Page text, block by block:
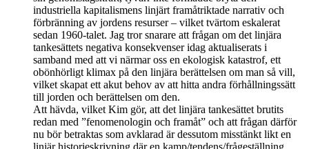
industriella kapitalismens linjärt framåtriktade narrativ och
förbränning av jordens resurser – vilket tvärtom eskalerat
sedan 1960-talet. Jag tror snarare att frågan om det linjära
tankesättets negativa konsekvenser idag aktualiserats i
samband med att vi närmar oss en ekologisk katastrof, ett
obönhörligt klimax på den linjära berättelsen om man så vill,
vilket skapat ett akut behov av att hitta andra förhållningssätt
till jorden och berättelsen om den.
Att hävda, vilket Kim gör, att det linjära tankesättet brutits
redan med ”fenomenologin och framåt” och att frågan därför
nu bör betraktas som avklarad är dessutom misstänkt likt en